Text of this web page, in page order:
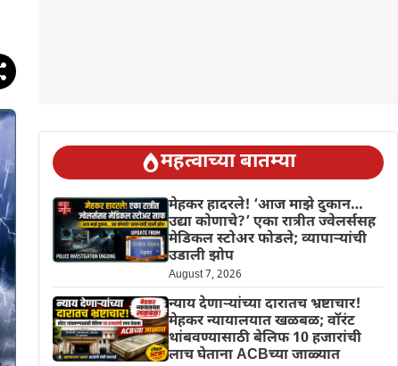
महत्वाच्या बातम्या
मेहकर हादरले! ‘आज माझे दुकान…
उद्या कोणाचे?’ एका रात्रीत ज्वेलर्ससह
मेडिकल स्टोअर फोडले; व्यापाऱ्यांची
उडाली झोप
August 7, 2026
न्याय देणाऱ्यांच्या दारातच भ्रष्टाचार!
मेहकर न्यायालयात खळबळ; वॉरंट
थांबवण्यासाठी बेलिफ 10 हजारांची
लाच घेताना ACBच्या जाळ्यात